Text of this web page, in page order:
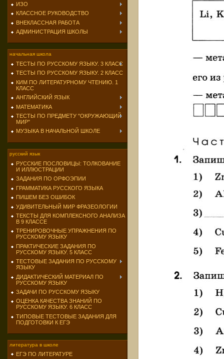
ИЗО
КЛАССНОЕ РУКОВОДСТВО
ВНЕКЛАССНАЯ РАБОТА
АДМИНИСТРАЦИЯ ШКОЛЫ
начальная школа
ТЕСТЫ ПО РУССКОМУ ЯЗЫКУ. 3 КЛАСС
ТЕСТЫ ПО РУССКОМУ ЯЗЫКУ. 2 КЛАСС
КИМ ПО ЛИТЕРАТУРНОМУ ЧТЕНИЮ. 1
КЛАСС
АНГЛИЙСКИЙ ЯЗЫК
МАТЕМАТИКА
ТЕСТЫ ПО ПРЕДМЕТУ "ОКРУЖАЮЩИЙ
МИР"
МУЗЫКА В НАЧАЛЬНОЙ ШКОЛЕ
русский язык
РУССКИЕ ПОСЛОВИЦЫ: ТОЛКОВАНИЕ
И ИЛЛЮСТРАЦИИ
ЗАДАНИЯ ПО ОРФОЭПИИ
ГРАММАТИКА РУССКОГО ЯЗЫКА
ПИШЕМ БЕЗ ОШИБОК
УДИВИТЕЛЬНЫЙ МИР ФРАЗЕОЛОГИИ
ТЕКСТЫ ДЛЯ КОМПЛЕКСНОГО АНАЛИЗА
В 9 КЛАССЕ
ТРЕНИРОВОЧНЫЕ УПРАЖНЕНИЯ ПО
РУССКОМУ ЯЗЫКУ
ПРАКТИЧЕСКИЕ ЗАДАНИЯ ПО
РУССКОМУ ЯЗЫКУ. 5 КЛАСС
ТЕСТОВЫЕ ЗАДАНИЯ ПО РУССКОМУ
ЯЗЫКУ
ДИДАКТИЧЕСКИЙ МАТЕРИАЛ ПО
РУССКОМУ ЯЗЫКУ
ЗАДАЧИ ПО РУССКОМУ ЯЗЫКУ
ОЦЕНКА КАЧЕСТВА ЗНАНИЙ ПО
РУССКОМУ ЯЗЫКУ. 6 КЛАСС
ТИПОВЫЕ ТЕСТОВЫЕ ЗАДАНИЯ ДЛЯ
ПОДГОТОВКИ К ЕГЭ
литература в школе
ЕГЭ ПО ЛИТЕРАТУРЕ